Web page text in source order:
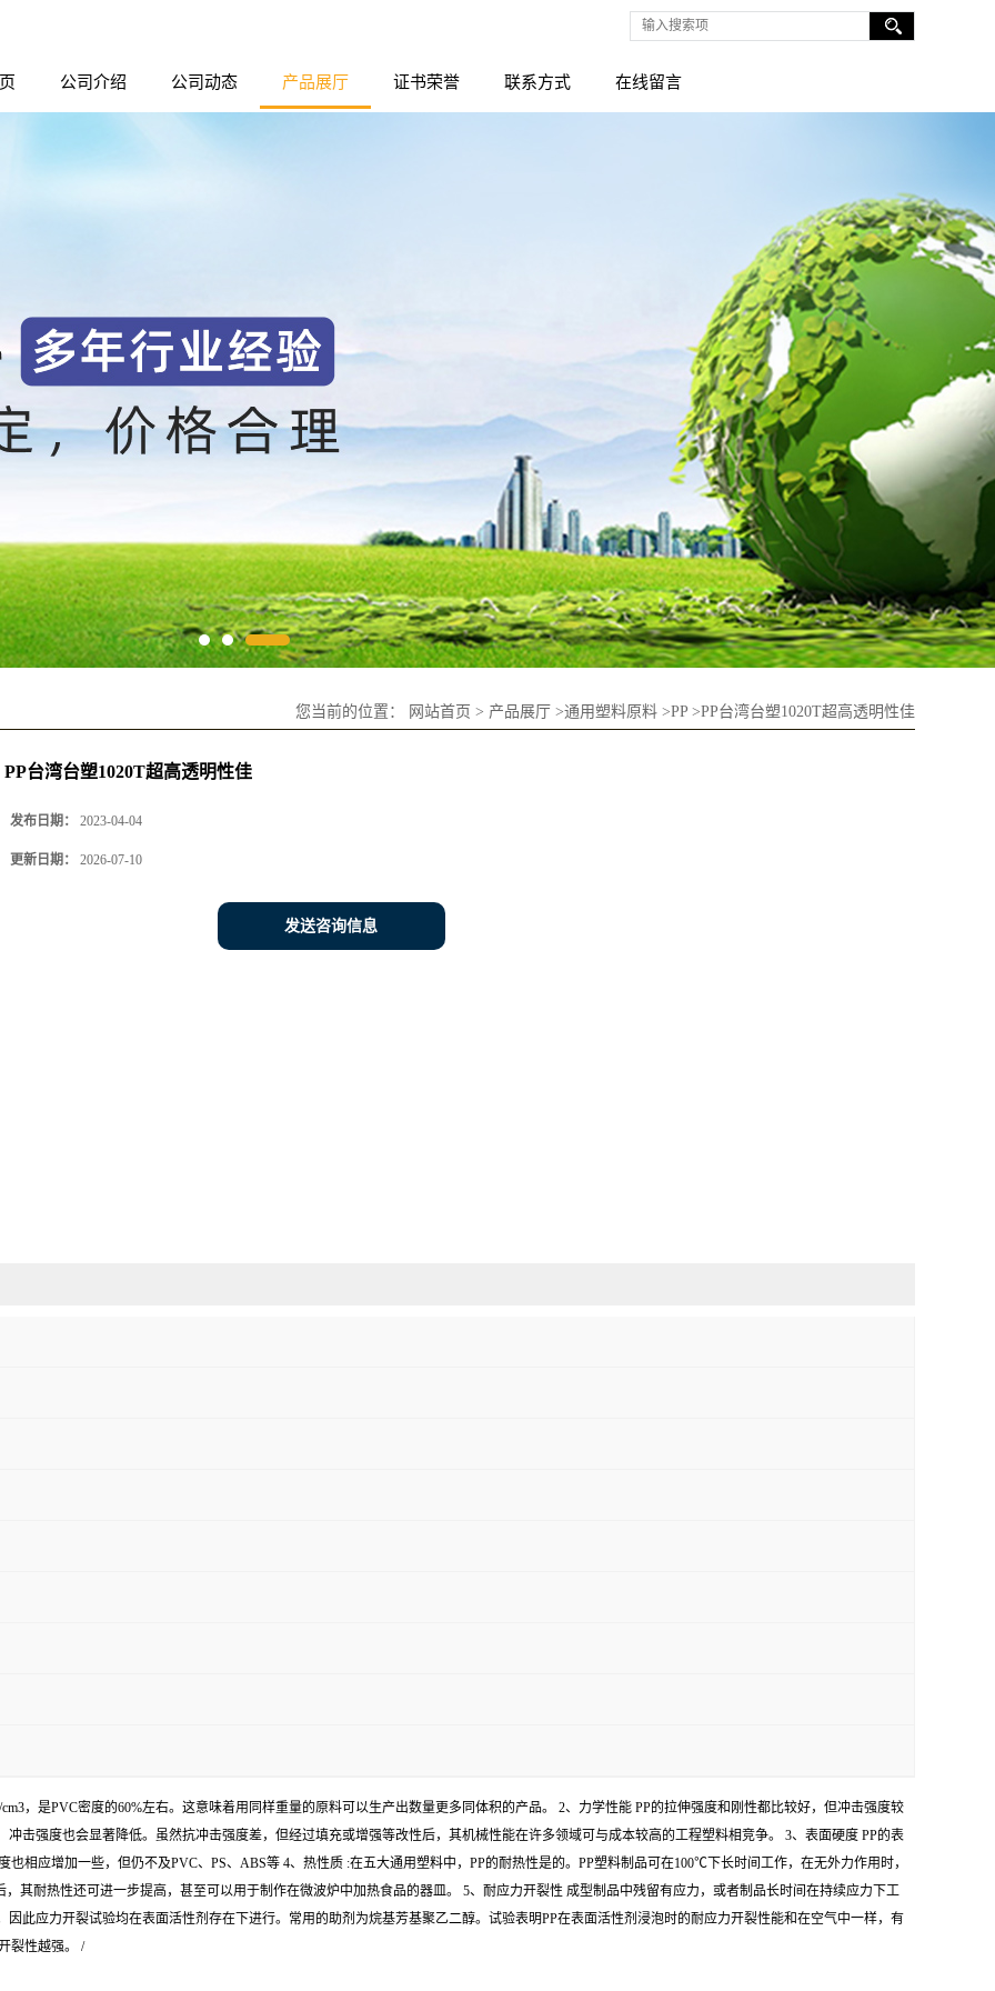
公司介绍 公司动态 产品展厅 证书荣誉 联系方式 在线留言
您当前的位置： 网站首页 > 产品展厅 >通用塑料原料 >PP >PP台湾台塑1020T超高透明性佳
PP台湾台塑1020T超高透明性佳
发布日期： 2023-04-04
更新日期： 2026-07-10
发送咨询信息
，是PVC密度的60%左右。这意味着用同样重量的原料可以生产出数量更多同体积的产品。 2、力学性能 PP的拉伸强度和刚性都比较好，但冲击强度较
击强度也会显著降低。虽然抗冲击强度差，但经过填充或增强等改性后，其机械性能在许多领域可与成本较高的工程塑料相竞争。 3、表面硬度 PP的表
相应增加一些，但仍不及PVC、PS、ABS等 4、热性质 :在五大通用塑料中，PP的耐热性是的。PP塑料制品可在100℃下长时间工作，在无外力作用时，
其耐热性还可进一步提高，甚至可以用于制作在微波炉中加热食品的器皿。 5、耐应力开裂性 成型制品中残留有应力，或者制品长时间在持续应力下工
此应力开裂试验均在表面活性剂存在下进行。常用的助剂为烷基芳基聚乙二醇。试验表明PP在表面活性剂浸泡时的耐应力开裂性能和在空气中一样，有
裂性越强。 /